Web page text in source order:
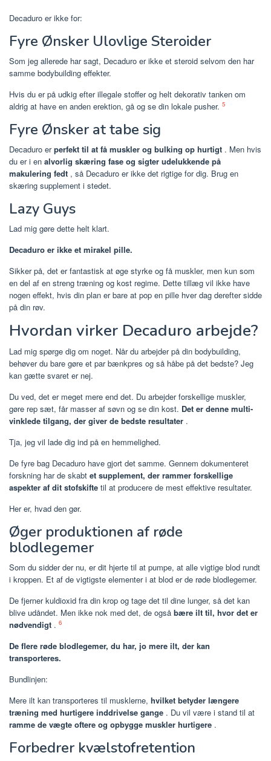
Decaduro er ikke for:
Fyre Ønsker Ulovlige Steroider
Som jeg allerede har sagt, Decaduro er ikke et steroid selvom den har
samme bodybuilding effekter.
Hvis du er på udkig efter illegale stoffer og helt dekorativ tanken om
aldrig at have en anden erektion, gå og se din lokale pusher. 5
Fyre Ønsker at tabe sig
Decaduro erperfekt til at få muskler og bulking op hurtigt . Men hvis
du er i en alvorlig skæring fase og sigter udelukkende på
makulering fedt , så Decaduro er ikke det rigtige for dig. Brug en
skæring supplement i stedet.
Lazy Guys
Lad mig gøre dette helt klart.
Decaduro er ikke et mirakel pille.
Sikker på, det er fantastisk at øge styrke og få muskler, men kun som
en del af en streng træning og kost regime. Dette tillæg vil ikke have
nogen effekt, hvis din plan er bare at pop en pille hver dag derefter sidde
på din røv.
Hvordan virker Decaduro arbejde?
Lad mig spørge dig om noget. Når du arbejder på din bodybuilding,
behøver du bare gøre et par bænkpres og så håbe på det bedste? Jeg
kan gætte svaret er nej.
Du ved, det er meget mere end det. Du arbejder forskellige muskler,
gøre rep sæt, får masser af søvn og se din kost. Det er denne multi-
vinklede tilgang, der giver de bedste resultater .
Tja, jeg vil lade dig ind på en hemmelighed.
De fyre bag Decaduro have gjort det samme. Gennem dokumenteret
forskning har de skabt et supplement, der rammer forskellige
aspekter af dit stofskifte til at producere de mest effektive resultater.
Her er, hvad den gør.
Øger produktionen af ​​røde
blodlegemer
Som du sidder der nu, er dit hjerte til at pumpe, at alle vigtige blod rundt
i kroppen. Et af de vigtigste elementer i at blod er de røde blodlegemer.
De fjerner kuldioxid fra din krop og tage det til dine lunger, så det kan
blive udåndet. Men ikke nok med det, de også bære ilt til, hvor det er
nødvendigt . 6
De flere røde blodlegemer, du har, jo mere ilt, der kan
transporteres.
Bundlinjen:
Mere ilt kan transporteres til musklerne, hvilket betyder længere
træning med hurtigere inddrivelse gange . Du vil være i stand til at
ramme de vægte oftere og opbygge muskler hurtigere .
Forbedrer kvælstofretention